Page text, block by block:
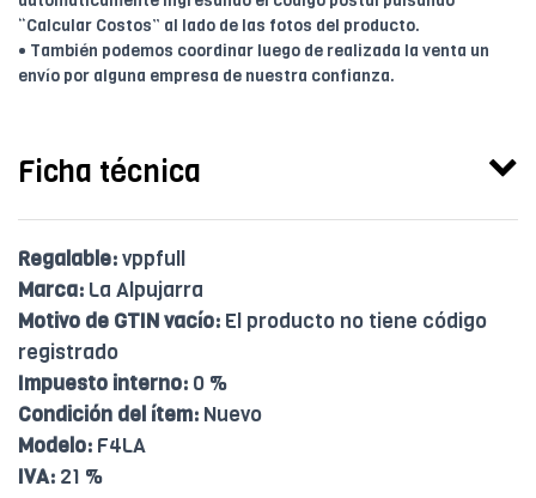
“Calcular Costos” al lado de las fotos del producto.
• También podemos coordinar luego de realizada la venta un
envío por alguna empresa de nuestra confianza.
Ficha técnica
Regalable:vppfull
Marca: La Alpujarra
Motivo de GTIN vacío: El producto no tiene código
registrado
Impuesto interno: 0 %
Condición del ítem: Nuevo
Modelo: F4LA
IVA: 21 %